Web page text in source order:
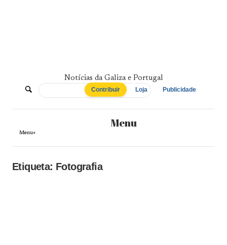
De
Norte
a
Sul
Notícias da Galiza e Portugal
Contribuir Loja Publicidade
Menu
Menu+
Etiqueta: Fotografia